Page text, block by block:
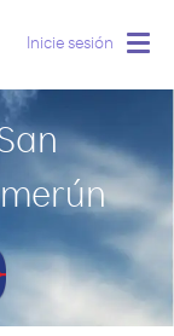
Inicie sesión